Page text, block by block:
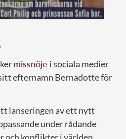
missnöje i sociala medier
efternamn Bernadotte för
lanseringen av ett nytt
under rådande